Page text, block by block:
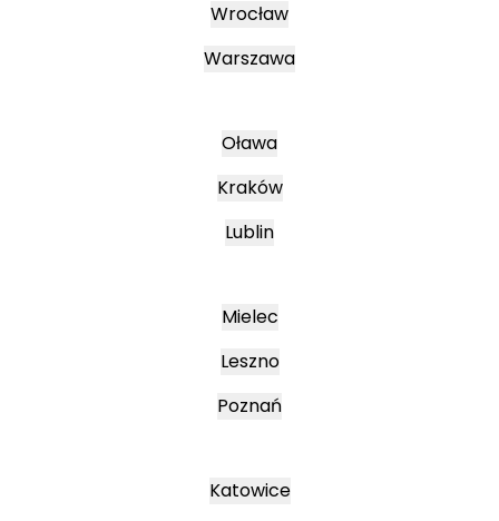
Wrocław
Warszawa
Oława
Kraków
Lublin
Mielec
Leszno
Poznań
Katowice